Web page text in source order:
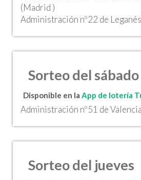
(Madrid )
Administración nº22 de
Sorteo del sábado
Disponible en la App de lotería
Administración nº51 de
Sorteo del jueves